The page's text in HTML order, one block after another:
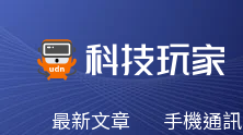
最新文章 手機通訊